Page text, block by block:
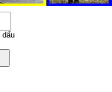
dấu